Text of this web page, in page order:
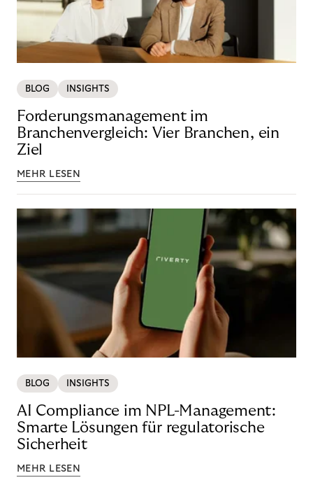
BLOG INSIGHTS
Forderungsmanagement im
Branchenvergleich: Vier Branchen, ein
Ziel
MEHR LESEN
BLOG INSIGHTS
AI Compliance im NPL-Management:
Smarte Lösungen für regulatorische
Sicherheit
MEHR LESEN